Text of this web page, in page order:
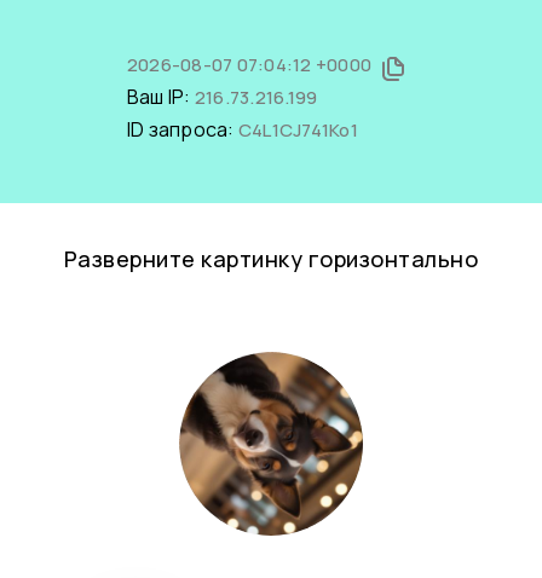
2026-08-07 07:04:12 +0000
Ваш IP: 216.73.216.199
ID запроса: C4L1CJ741Ko1
Разверните картинку горизонтально